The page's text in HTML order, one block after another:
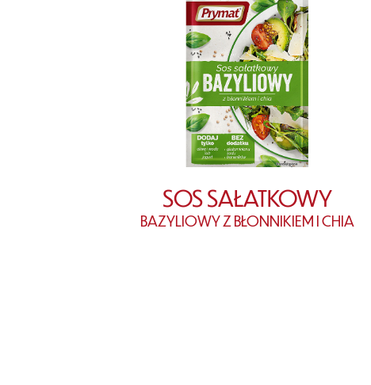
SOS SAŁATKOWY
BAZYLIOWY Z BŁONNIKIEM I CHIA